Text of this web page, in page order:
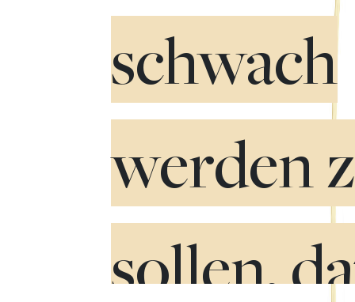
schwach
werden
sollen,